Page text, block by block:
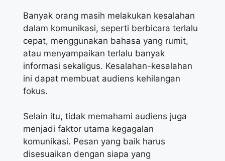
Banyak orang masih melakukan kesalahan
dalam komunikasi, seperti berbicara terlalu
cepat, menggunakan bahasa yang rumit,
atau menyampaikan terlalu banyak
informasi sekaligus. Kesalahan-kesalahan
ini dapat membuat audiens kehilangan
fokus.
Selain itu, tidak memahami audiens juga
menjadi faktor utama kegagalan
komunikasi. Pesan yang baik harus
disesuaikan dengan siapa yang